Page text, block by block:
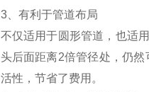
3、有利于管道布局
不仅适用于圆形管道，也适
头后面距离2倍管径处，仍
活性，节省了费用。